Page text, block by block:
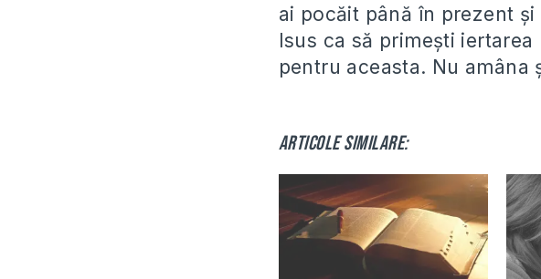
ai pocăit până în prezent
Isus ca să primeşti
pentru aceasta. Nu
Articole similare: